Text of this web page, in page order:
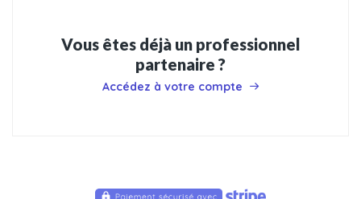
Vous êtes déjà un professionnel
partenaire ?
Accédez à votre compte